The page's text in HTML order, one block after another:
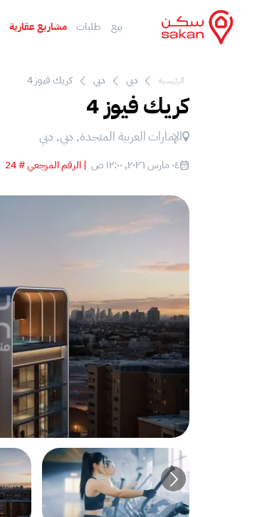
بيع طلبات مشاريع عقارية
الرئيسية دبي دبي كريك فيوز 4
كريك فيوز 4
الإمارات العربية المتحدة, دبي, دبي
٠٤ مارس ٢٠٢٦, ١٢:٠٠ ص |الرقم المرجعي # 24